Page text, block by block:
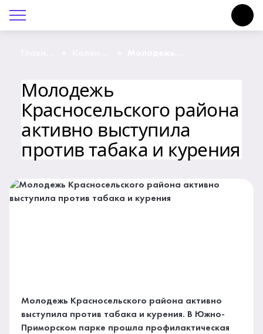
Молодежь
Красносельского района
активно выступила
против табака и курения
Молодежь Красносельского района активно
выступила против табака и курения. В Южно-
Приморском парке прошла профилактическая
О Центре «КОНТАКТ»
История
Документы
Пресс-центр
Вакансии